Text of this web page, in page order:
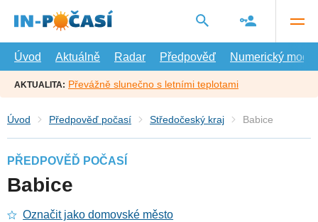
hlavní
Úvod
Aktuálně Radar Předpověď Numerický model
AKTUALITA: Převážně slunečno s letními teplotami
Úvod Předpověď počasí Středočeský kraj Babice
PŘEDPOVĚĎ POČASÍ
Babice
Označit jako domovské město